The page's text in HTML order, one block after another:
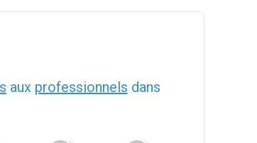
aux professionnels dans